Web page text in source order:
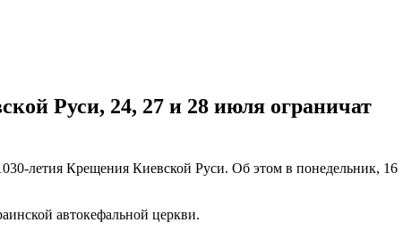
Руси, 24, 27 и 28 июля ограничат
летия Крещения Киевской Руси. Об этом в понедельник, 16
автокефальной церкви.